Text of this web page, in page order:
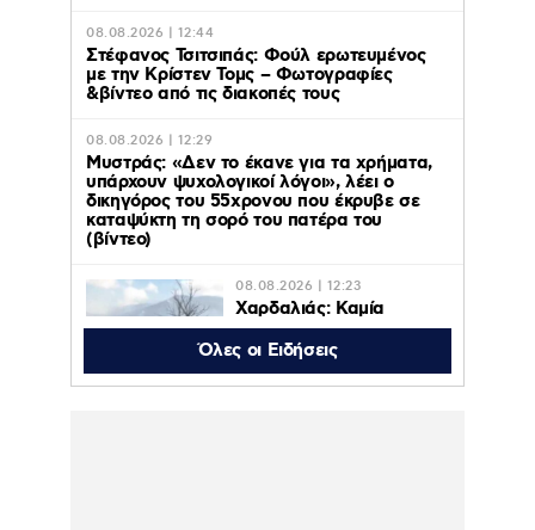
08.08.2026 | 12:44
Στέφανος Τσιτσιπάς: Φούλ ερωτευμένος
με την Κρίστεν Τομς – Φωτογραφίες
&βίντεο από τις διακοπές τους
08.08.2026 | 12:29
Μυστράς: «Δεν το έκανε για τα χρήματα,
υπάρχουν ψυχολογικοί λόγοι», λέει ο
δικηγόρος του 55χρονου που έκρυβε σε
καταψύκτη τη σορό του πατέρα του
(βίντεο)
08.08.2026 | 12:23
Χαρδαλιάς: Καμία
ανεμογεννήτρια σε
καμένες και
αναδασωτέες περιοχές
της Αττικής
Όλες οι Ειδήσεις